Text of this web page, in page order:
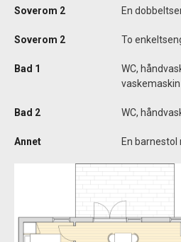
Soverom 2 En
Soverom 2 To
Bad 1
WC,
Bad 2 WC,
Annet En